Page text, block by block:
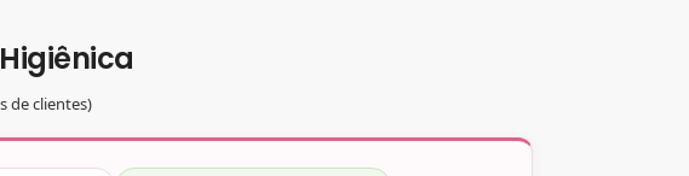
de clientes)